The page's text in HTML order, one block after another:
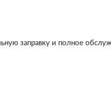
заправку и полное